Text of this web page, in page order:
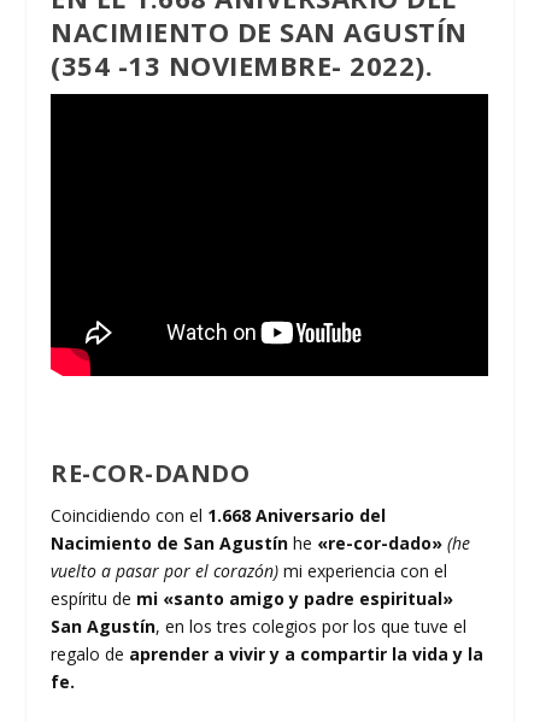
NACIMIENTO DE SAN AGUSTÍN
(354 -13 NOVIEMBRE- 2022).
RE-COR-DANDO
Coincidiendo con el 1.668 Aniversario del
Nacimiento de San Agustín he «re-cor-dado»(he
vuelto a pasar por el corazón)mi experiencia con el
espíritu de mi «santo amigo y padre espiritual»
San Agustín, en los tres colegios por los que tuve el
regalo de aprender a vivir y a compartir la vida y la
fe.